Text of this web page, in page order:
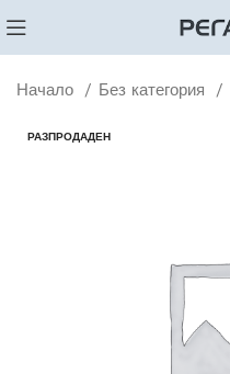
Начало Без категория
РАЗПРОДАДЕН